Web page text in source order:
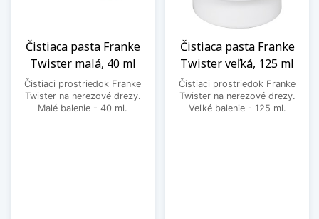
Čistiaca pasta Franke
Twister malá, 40 ml
Čistiaci prostriedok Franke
Twister na nerezové drezy.
Malé balenie - 40 ml.
Čistiaca pasta Franke
Twister veľká, 125 ml
Čistiaci prostriedok Franke
Twister na nerezové drezy.
Veľké balenie - 125 ml.